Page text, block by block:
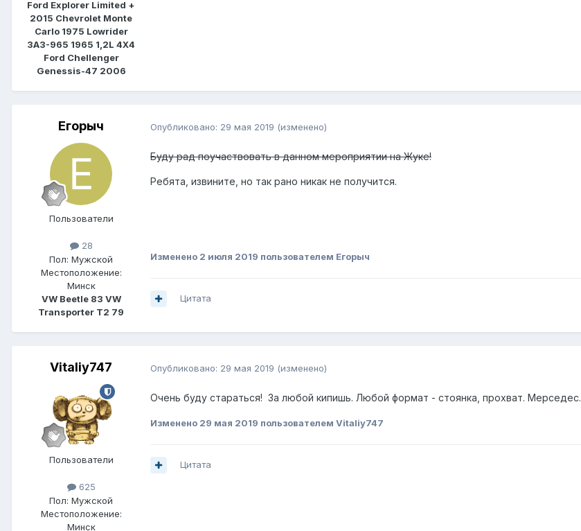
Ford Explorer Limited +
2015 Chevrolet Monte
Carlo 1975 Lowrider
ЗАЗ-965 1965 1,2L 4Х4
Ford Chellenger
Genessis-47 2006
Егорыч
Пользователи
28
Пол: Мужской
Местоположение:
Минск
VW Beetle 83 VW
Transporter T2 79
Опубликовано: 29 мая 2019 (изменено)
Буду рад поучаствовать в данном мероприятии на Жуке!
Ребята, извините, но так рано никак не получится.
Изменено 2 июля 2019 пользователем Егорыч
Цитата
Vitaliy747
Пользователи
625
Пол: Мужской
Местоположение:
Минск
Опубликовано: 29 мая 2019 (изменено)
Очень буду стараться! За любой кипишь. Любой формат - стоянка, прохват. Мерседес.
Изменено 29 мая 2019 пользователем Vitaliy747
Цитата